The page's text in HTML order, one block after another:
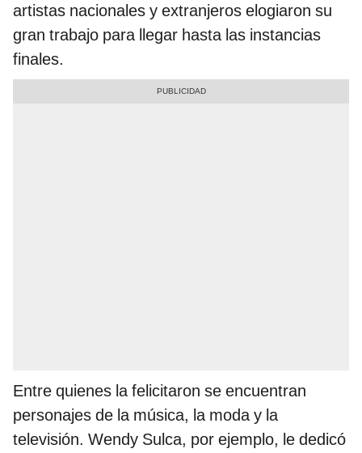
artistas nacionales y extranjeros elogiaron su
gran trabajo para llegar hasta las instancias
finales.
Entre quienes la felicitaron se encuentran
personajes de la música, la moda y la
televisión. Wendy Sulca, por ejemplo, le dedicó